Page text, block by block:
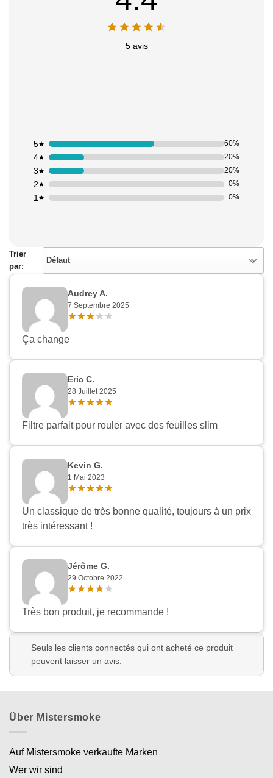
5 avis
1 0%
2 0%
3 20%
4 20%
5 60%
Trier
par:
Défaut
Audrey A.
7 Septembre 2025
Ça change
Eric C.
28 Juillet 2025
Filtre parfait pour rouler avec des feuilles slim
Kevin G.
1 Mai 2023
Un classique de très bonne qualité, toujours à un prix
très intéressant !
Jérôme G.
29 Octobre 2022
Très bon produit, je recommande !
Seuls les clients connectés qui ont acheté ce produit
peuvent laisser un avis.
Über Mistersmoke
Auf Mistersmoke verkaufte Marken
Wer wir sind